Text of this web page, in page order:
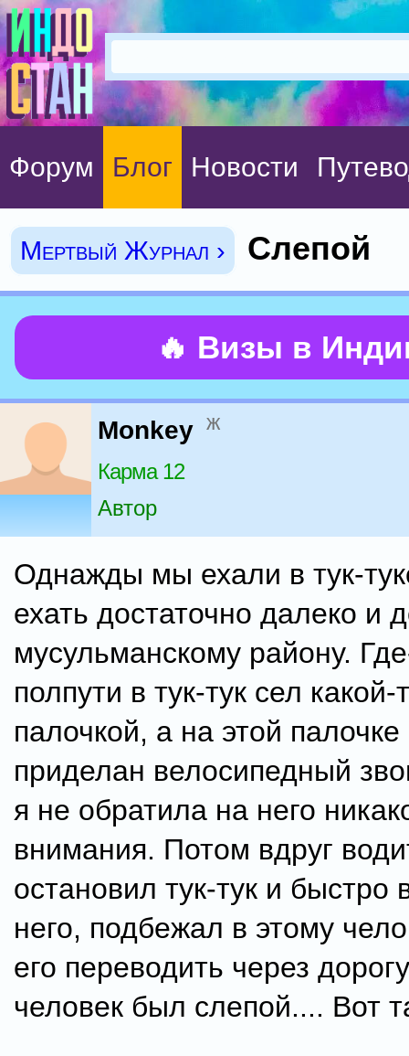
Форум Блог Новости
Мертвый Журнал › Слепой
🔥 Визы в
Monkey ж
Карма 12
Автор
Однажды мы ехали в тук-
ехать достаточно далеко и
мусульманскому району.
полпути в тук-тук сел
палочкой, а на этой
приделан велосипедный
я не обратила на него
внимания. Потом вдруг
остановил тук-тук и быстро
него, подбежал в этому
его переводить через
человек был слепой.... Вот